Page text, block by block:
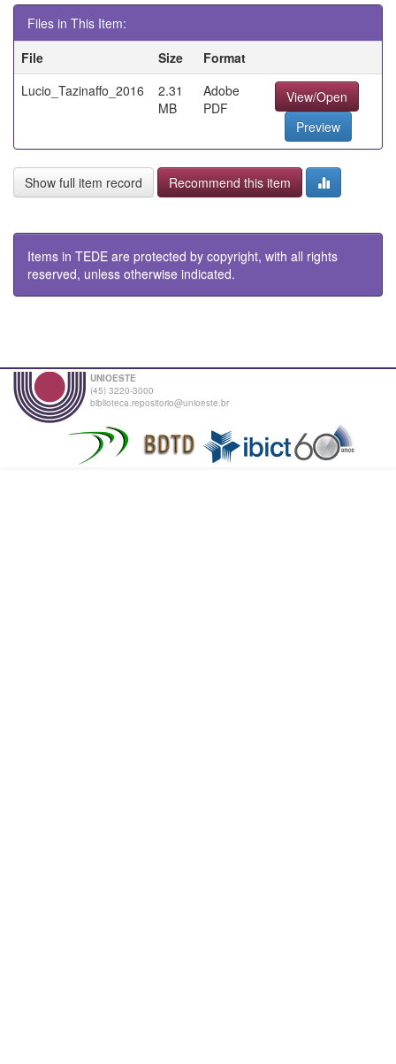
Files in This Item:
File
Size
Format
Lucio_Tazinaffo_2016
2.31
MB
Adobe
PDF
View/Open
Preview
Show full item record Recommend this item
Items in TEDE are protected by copyright, with all rights
reserved, unless otherwise indicated.
UNIOESTE
(45) 3220-3000
biblioteca.repositorio@unioeste.br